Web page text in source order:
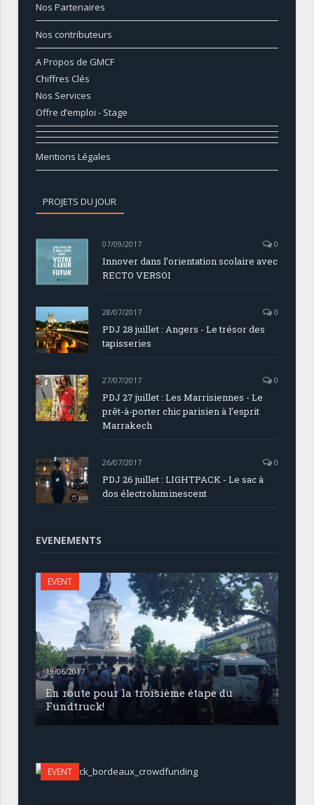
Nos Partenaires
Nos contributeurs
A Propos de GMCF
Chiffres Clés
Nos Services
Offre d’emploi - Stage
Mentions Légales
PROJETS DU JOUR
07/09/2017 0
Innover dans l’orientation scolaire avec
RECTO VERSOI
28/07/2017 0
PDJ 28 juillet : Angers - Le trésor des
tapisseries
27/07/2017 0
PDJ 27 juillet : Les Marrisiennes - Le
prêt-à-porter chic parisien à l’esprit
Marrakech
26/07/2017 0
PDJ 26 juillet : LIGHTPACK - Le sac à
dos électroluminescent
EVENEMENTS
EVENT
19/06/2017
En route pour la troisième étape du
Fundtruck!
EVENT